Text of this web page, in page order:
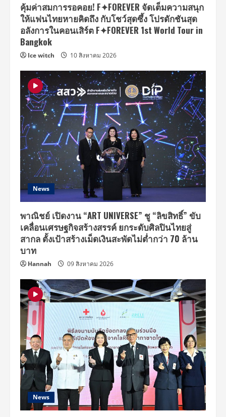
ด้วย
กัน
คุ้มค่าสมการรอคอย! F✦FOREVER จัดเต็มความสนุก
ให้แฟนไทยหายคิดถึง กับโชว์สุดซึ้ง โปรดักชันสุด
อลังการในคอนเสิร์ต F✦FOREVER 1st World Tour in
Bangkok
Ice witch 10 สิงหาคม 2026
News
พาณิชย์ เปิดงาน “ART UNIVERSE” ชู “ลิขสิทธิ์” ขับ
เคลื่อนเศรษฐกิจสร้างสรรค์ ยกระดับศิลปินไทยสู่
สากล ตั้งเป้าสร้างเม็ดเงินสะพัดไม่ต่ำกว่า 70 ล้าน
บาท
Hannah 09 สิงหาคม 2026
News